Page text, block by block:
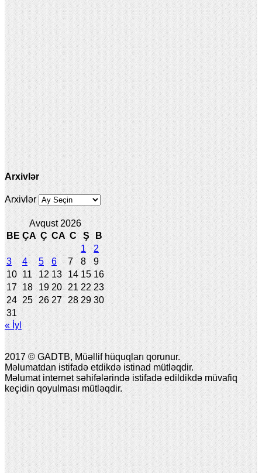
Arxivlər
Arxivlər
Avqust 2026
BE ÇA Ç CA C Ş
B
1
2
3
4 5 6 7 8
9
10 11 12 13 14 15 16
17 18 19 20 21 22 23
24 25 26 27 28 29 30
31
« İyl
2017 © GADTB, Müəllif hüquqları qorunur.
Məlumatdan istifadə etdikdə istinad mütləqdir.
Məlumat internet səhifələrində istifadə edildikdə müvafiq
keçidin qoyulması mütləqdir.